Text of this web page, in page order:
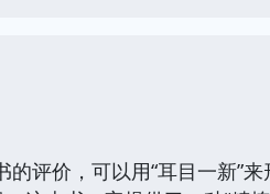
评价，可以用“耳目一新”